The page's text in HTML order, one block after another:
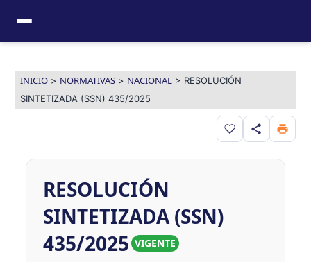
contenido
INICIO> NORMATIVAS> NACIONAL> RESOLUCIÓN
SINTETIZADA (SSN) 435/2025
Guardar en
RESOLUCIÓN
SINTETIZADA (SSN)
435/2025 VIGENTE